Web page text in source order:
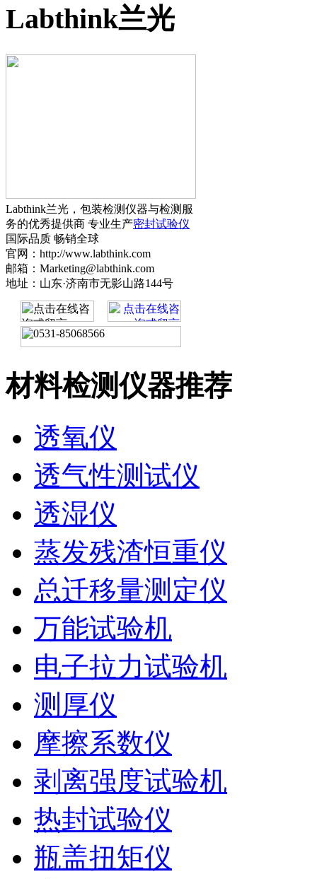
Labthink兰光
Labthink兰光，包装检测仪器与检测服
务的优秀提供商 专业生产密封试验仪
国际品质 畅销全球
官网：http://www.labthink.com
邮箱：Marketing@labthink.com
地址：山东·济南市无影山路144号
材料检测仪器推荐
透氧仪
透气性测试仪
透湿仪
蒸发残渣恒重仪
总迁移量测定仪
万能试验机
电子拉力试验机
测厚仪
摩擦系数仪
剥离强度试验机
热封试验仪
瓶盖扭矩仪